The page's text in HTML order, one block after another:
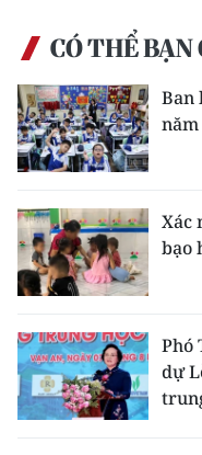
CÓ THỂ
Ban
Xác
bạo
Phó
dự